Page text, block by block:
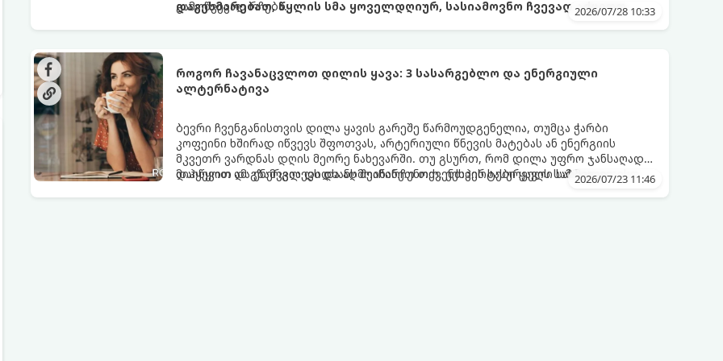
გამოწვევად რჩება.
დაგეხმარებათ, წყლის სმა ყოველდღიურ, სასიამოვნო ჩვევად აქციოთ.
2026/07/28 10:33
როგორ ჩავანაცვლოთ დილის ყავა: 3 სასარგებლო და ენერგიული
ალტერნატივა
ბევრი ჩვენგანისთვის დილა ყავის გარეშე წარმოუდგენელია, თუმცა ჭარბი
კოფეინი ხშირად იწვევს შფოთვას, არტერიული წნევის მატებას ან ენერგიის
მკვეთრ ვარდნას დღის მეორე ნახევარში. თუ გსურთ, რომ დილა უფრო ჯანსაღად
დაიწყოთ და ენერგია დიდხანს შეინარჩუნოთ, ექსპერტები ყავის სამ საუკეთესო
მიჰყევით ამ გზამკვლევს და აღმოაჩინეთ თქვენთვის სასურველი სასმელი:2026/07/23 11:46